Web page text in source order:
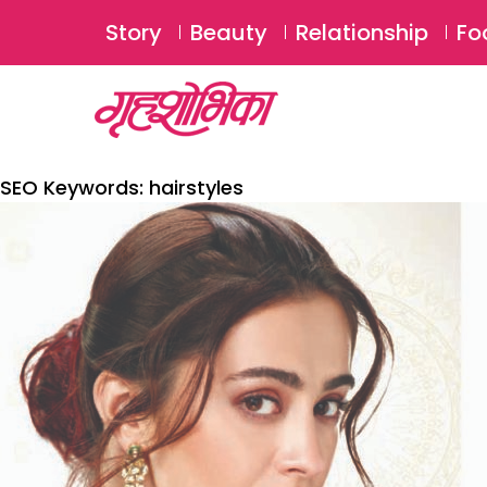
Story Beauty Relationship
SEO Keywords: hairstyles